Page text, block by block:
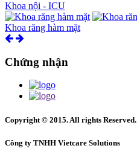
Khoa nội - ICU
Khoa răng hàm mặt
Chứng nhận
Copyright © 2015. All rights Reserved.
Công ty TNHH Vietcare Solutions